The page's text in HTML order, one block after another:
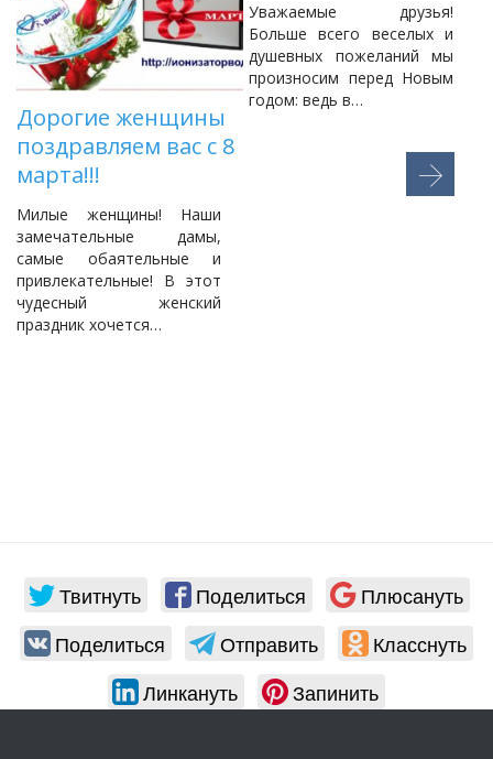
Дорогие женщины
поздравляем вас с 8
марта!!!
Милые женщины! Наши
замечательные дамы,
самые обаятельные и
привлекательные! В этот
чудесный женский
праздник хочется…
Уважаемые друзья!
Больше всего веселых и
душевных пожеланий мы
произносим перед Новым
годом: ведь в…
Твитнуть Поделиться
Плюсануть
Поделиться
Отправить
Класснуть
Линкануть
Запинить